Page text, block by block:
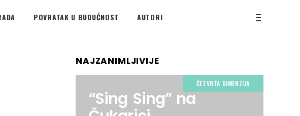
POVRATAK U BUDUĆNOST AUTORI
NAJZANIMLJIVIJE
ČETVRTA DIMENZIJA
“Sing Sing” na